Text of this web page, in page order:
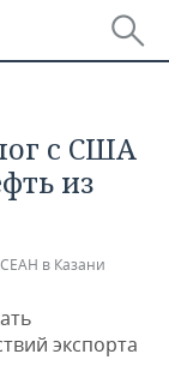
с США
из
в Казани
экспорта